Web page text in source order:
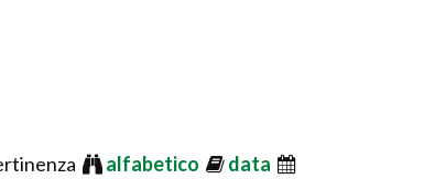
alfabetico data